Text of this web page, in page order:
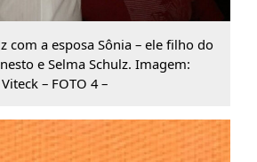
com a esposa Sônia – ele filho do
e Selma Schulz. Imagem:
– FOTO 4 –